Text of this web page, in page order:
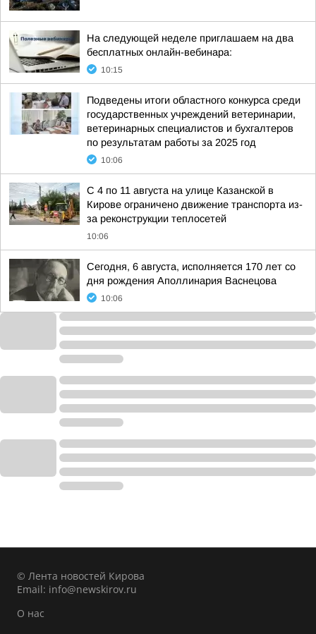
На следующей неделе приглашаем на два
бесплатных онлайн-вебинара:
10:15
Подведены итоги областного конкурса среди
государственных учреждений ветеринарии,
ветеринарных специалистов и бухгалтеров
по результатам работы за 2025 год
10:06
С 4 по 11 августа на улице Казанской в
Кирове ограничено движение транспорта из-
за реконструкции теплосетей
10:06
Сегодня, 6 августа, исполняется 170 лет со
дня рождения Аполлинария Васнецова
10:06
© Лента новостей Кирова
Email: info@newskirov.ru
О нас